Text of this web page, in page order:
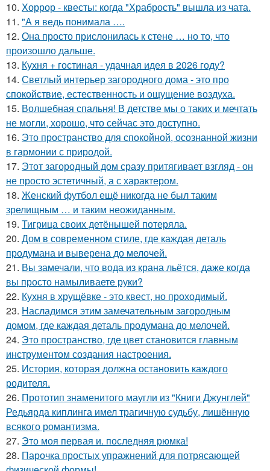
10. Хоррор - квесты: когда "Храбрость" вышла из чата.
11. "А я ведь понимала ….
12. Она просто прислонилась к стене … но то, что
произошло дальше.
13. Кухня + гостиная - удачная идея в 2026 году?
14. Светлый интерьер загородного дома - это про
спокойствие, естественность и ощущение воздуха.
15. Волшебная спальня! В детстве мы о таких и мечтать
не могли, хорошо, что сейчас это доступно.
16. Это пространство для спокойной, осознанной жизни
в гармонии с природой.
17. Этот загородный дом сразу притягивает взгляд - он
не просто эстетичный, а с характером.
18. Женский футбол ещё никогда не был таким
зрелищным … и таким неожиданным.
19. Тигрица своих детёнышей потеряла.
20. Дом в современном стиле, где каждая деталь
продумана и выверена до мелочей.
21. Вы замечали, что вода из крана льётся, даже когда
вы просто намыливаете руки?
22. Кухня в хрущёвке - это квест, но проходимый.
23. Насладимся этим замечательным загородным
домом, где каждая деталь продумана до мелочей.
24. Это пространство, где цвет становится главным
инструментом создания настроения.
25. История, которая должна остановить каждого
родителя.
26. Прототип знаменитого маугли из "Книги Джунглей"
Редьярда киплинга имел трагичную судьбу, лишённую
всякого романтизма.
27. Это моя первая и. последняя рюмка!
28. Парочка простых упражнений для потрясающей